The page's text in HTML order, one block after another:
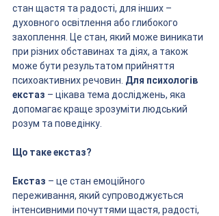
стан щастя та радості, для інших –
духовного освітлення або глибокого
захоплення. Це стан, який може виникати
при різних обставинах та діях, а також
може бути результатом прийняття
психоактивних речовин. Для психологів
екстаз – цікава тема досліджень, яка
допомагає краще зрозуміти людський
розум та поведінку.
Що таке екстаз?
Екстаз – це стан емоційного
переживання, який супроводжується
інтенсивними почуттями щастя, радості,